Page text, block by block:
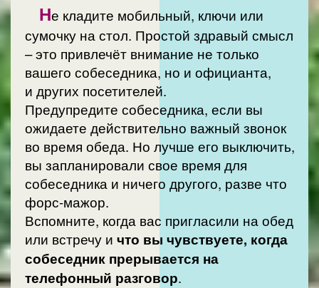
Не кладите мобильный, ключи или
сумочку на стол. Простой здравый смысл
– это привлечёт внимание не только
вашего собеседника, но и официанта,
и других посетителей.
Предупредите собеседника, если вы
ожидаете действительно важный звонок
во время обеда. Но лучше его выключить,
вы запланировали свое время для
собеседника и ничего другого, разве что
форс-мажор.
Вспомните, когда вас пригласили на обед
или встречу и что вы чувствуете, когда
собеседник прерывается на
телефонный разговор